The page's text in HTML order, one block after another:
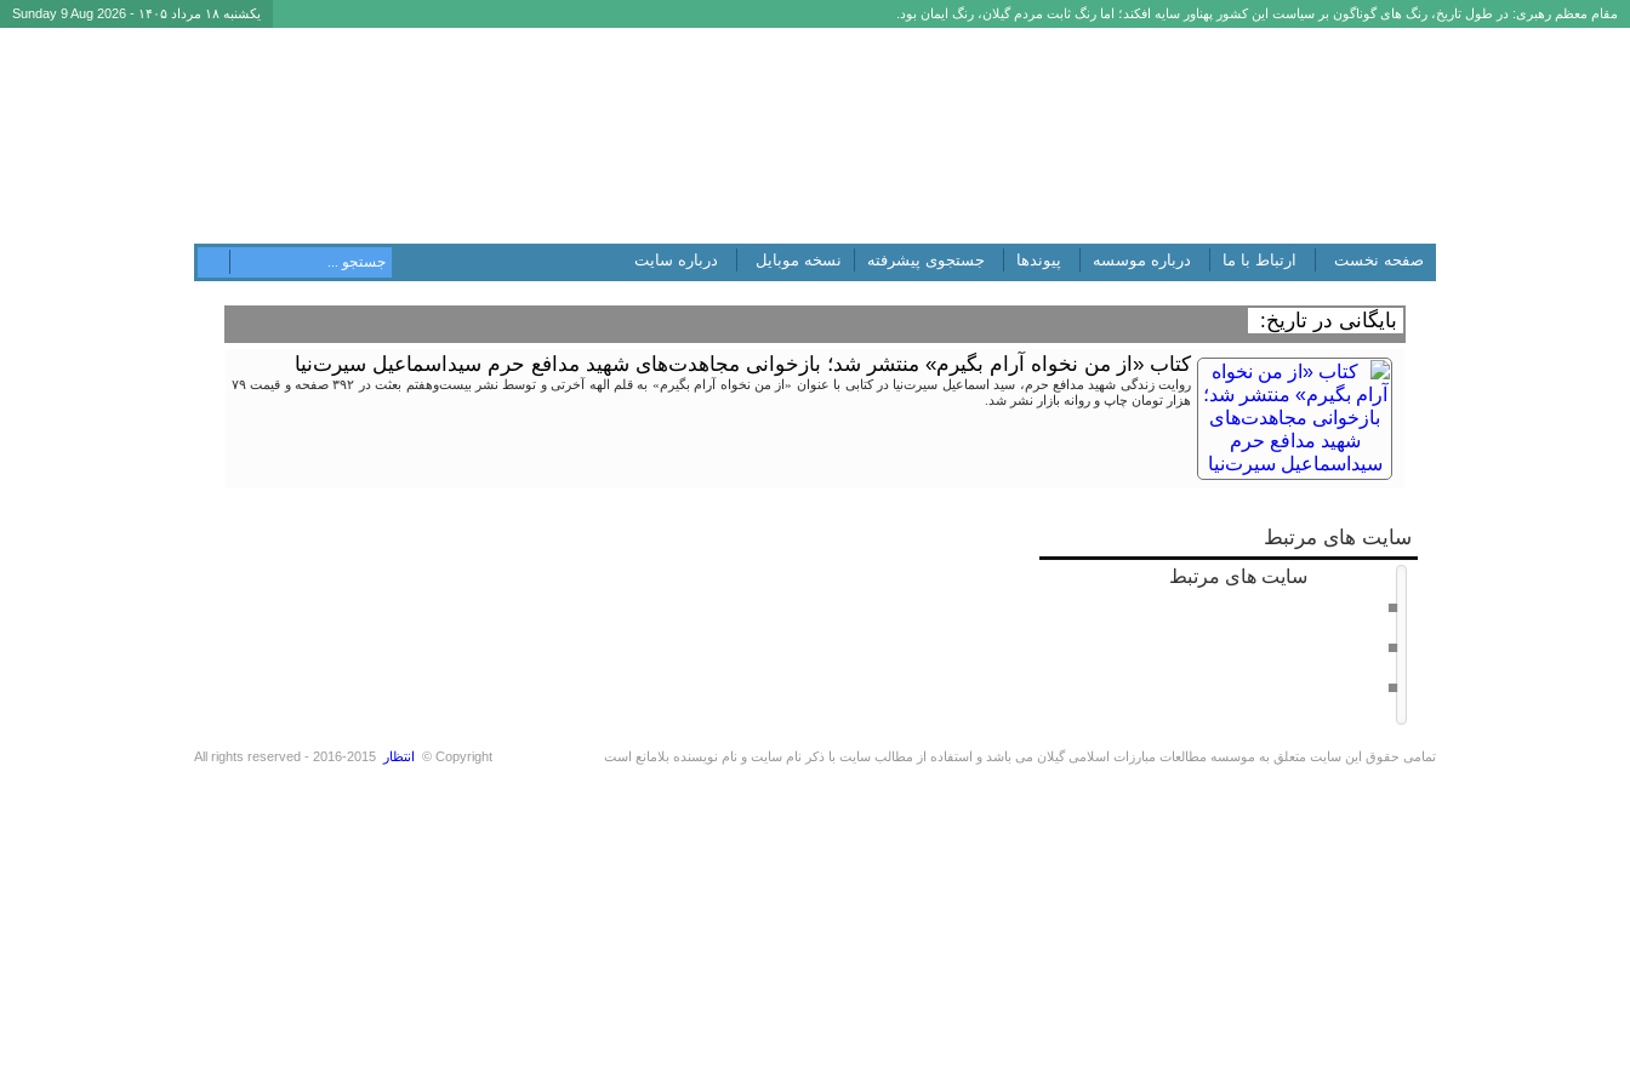
مقام معظم رهبری: در طول تاریخ، رنگ های گوناگون بر سیاست این کشور پهناور سایه افکند؛ اما رنگ ثابت مردم گیلان، رنگ ایمان بود. یکشنبه ۱۸ مرداد ۱۴۰۵ - Sunday 9 Aug 2026
صفحه نخست ارتباط با ما درباره موسسه پیوندها جستجوی پیشرفته نسخه موبایل درباره سایت
بایگانی در تاریخ:
کتاب «از من نخواه آرام بگیرم» منتشر شد؛ بازخوانی مجاهدت‌های شهید مدافع حرم سیداسماعیل سیرت‌نیا
روایت زندگی شهید مدافع‌ حرم، سید اسماعیل سیرت‌نیا در کتابی با عنوان «از من نخواه آرام بگیرم» به قلم الهه آخرتی و توسط نشر بیست‌وهفتم بعثت در ۳۹۲ صفحه و قیمت ۷۹
هزار تومان چاپ و روانه بازار نشر شد.
سایت های مرتبط
سایت های مرتبط
تمامی حقوق این سایت متعلق به موسسه مطالعات مبارزات اسلامی گیلان می باشد و استفاده از مطالب سایت با ذکر نام سایت و نام نویسنده بلامانع است Copyright © انتظار